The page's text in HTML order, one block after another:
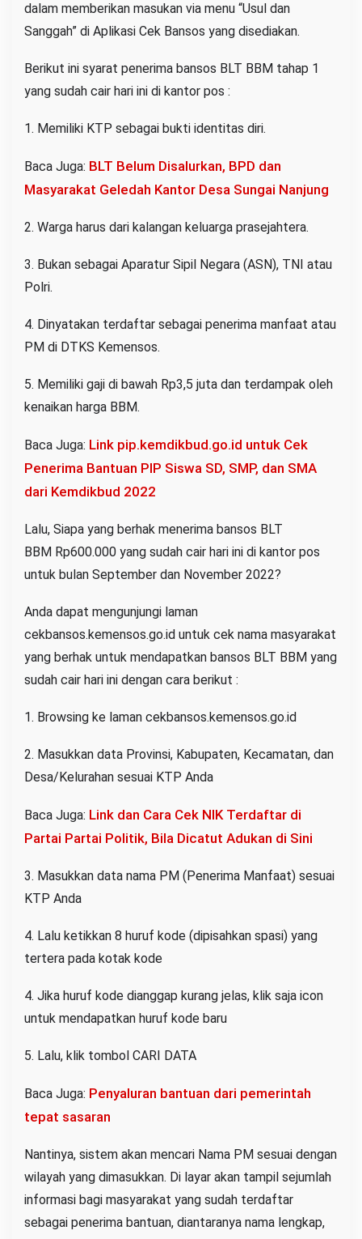
dalam memberikan masukan via menu “Usul dan
Sanggah” di Aplikasi Cek Bansos yang disediakan.
Berikut ini syarat penerima bansos BLT BBM tahap 1
yang sudah cair hari ini di kantor pos :
1. Memiliki KTP sebagai bukti identitas diri.
Baca Juga: BLT Belum Disalurkan, BPD dan
Masyarakat Geledah Kantor Desa Sungai Nanjung
2. Warga harus dari kalangan keluarga prasejahtera.
3. Bukan sebagai Aparatur Sipil Negara (ASN), TNI atau
Polri.
4. Dinyatakan terdaftar sebagai penerima manfaat atau
PM di DTKS Kemensos.
5. Memiliki gaji di bawah Rp3,5 juta dan terdampak oleh
kenaikan harga BBM.
Baca Juga: Link pip.kemdikbud.go.id untuk Cek
Penerima Bantuan PIP Siswa SD, SMP, dan SMA
dari Kemdikbud 2022
Lalu, Siapa yang berhak menerima bansos BLT
BBM Rp600.000 yang sudah cair hari ini di kantor pos
untuk bulan September dan November 2022?
Anda dapat mengunjungi laman
cekbansos.kemensos.go.id untuk cek nama masyarakat
yang berhak untuk mendapatkan bansos BLT BBM yang
sudah cair hari ini dengan cara berikut :
1. Browsing ke laman cekbansos.kemensos.go.id
2. Masukkan data Provinsi, Kabupaten, Kecamatan, dan
Desa/Kelurahan sesuai KTP Anda
Baca Juga: Link dan Cara Cek NIK Terdaftar di
Partai Partai Politik, Bila Dicatut Adukan di Sini
3. Masukkan data nama PM (Penerima Manfaat) sesuai
KTP Anda
4. Lalu ketikkan 8 huruf kode (dipisahkan spasi) yang
tertera pada kotak kode
4. Jika huruf kode dianggap kurang jelas, klik saja icon
untuk mendapatkan huruf kode baru
5. Lalu, klik tombol CARI DATA
Baca Juga: Penyaluran bantuan dari pemerintah
tepat sasaran
Nantinya, sistem akan mencari Nama PM sesuai dengan
wilayah yang dimasukkan. Di layar akan tampil sejumlah
informasi bagi masyarakat yang sudah terdaftar
sebagai penerima bantuan, diantaranya nama lengkap,